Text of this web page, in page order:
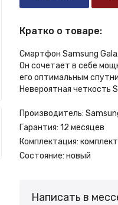
Кратко о товаре:
Смартфон Samsung
Он сочетает в себе
его оптимальным
Невероятная четкость
Производитель:
Гарантия: 12 месяцев
Комплектация: комплект
Состояние: новый
Написать в